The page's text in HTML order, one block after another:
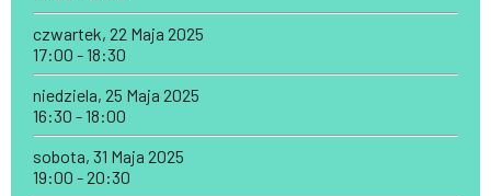
czwartek, 22 Maja 2025
17:00 - 18:30
niedziela, 25 Maja 2025
16:30 - 18:00
sobota, 31 Maja 2025
19:00 - 20:30